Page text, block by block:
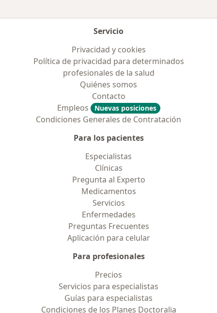
Servicio
Privacidad y cookies
Política de privacidad para determinados
profesionales de la salud
Quiénes somos
Contacto
Empleos
Nuevas posiciones
Condiciones Generales de Contratación
Para los pacientes
Especialistas
Clínicas
Pregunta al Experto
Medicamentos
Servicios
Enfermedades
Preguntas Frecuentes
Aplicación para celular
Para profesionales
Precios
Servicios para especialistas
Guías para especialistas
Condiciones de los Planes Doctoralia